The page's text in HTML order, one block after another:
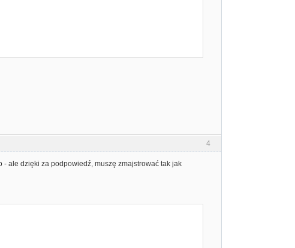
4
ale dzięki za podpowiedź, muszę zmajstrować tak jak